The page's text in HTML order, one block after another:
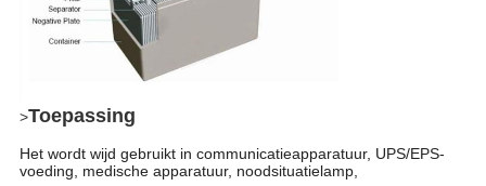
>Toepassing
Het wordt wijd gebruikt in communicatieapparatuur, UPS/EPS-
voeding, medische apparatuur, noodsituatielamp,